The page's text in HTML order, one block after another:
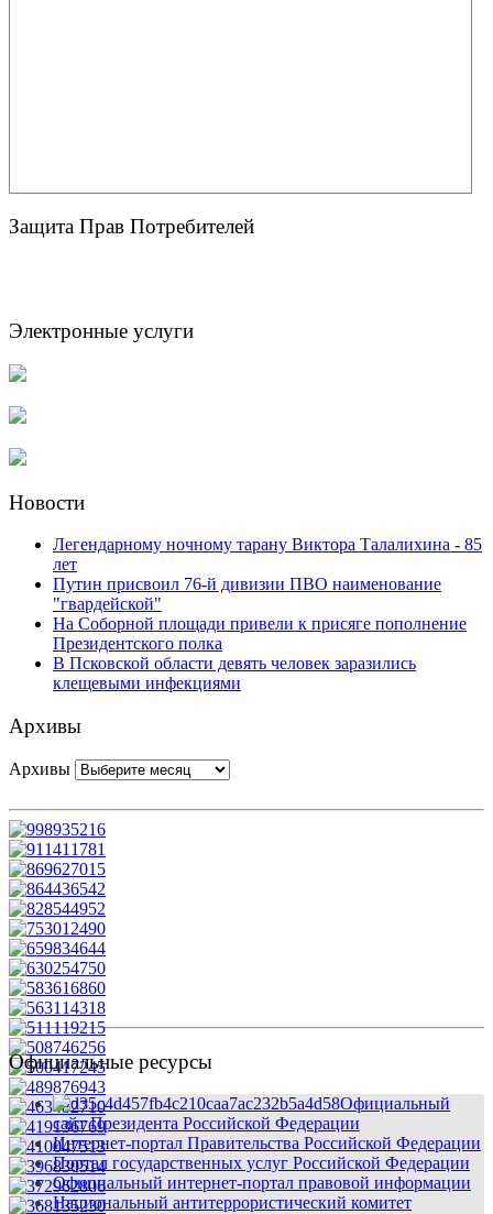
Защита Прав Потребителей
Электронные услуги
Новости
Легендарному ночному тарану Виктора Талалихина - 85
лет
Путин присвоил 76-й дивизии ПВО наименование
"гвардейской"
На Соборной площади привели к присяге пополнение
Президентского полка
В Псковской области девять человек заразились
клещевыми инфекциями
Архивы
Архивы
Официальные ресурсы
Официальный
сайт Президента Российской Федерации
Интернет-портал Правительства Российской Федерации
Портал государственных услуг Российской Федерации
Официальный интернет-портал правовой информации
Национальный антитеррористический комитет